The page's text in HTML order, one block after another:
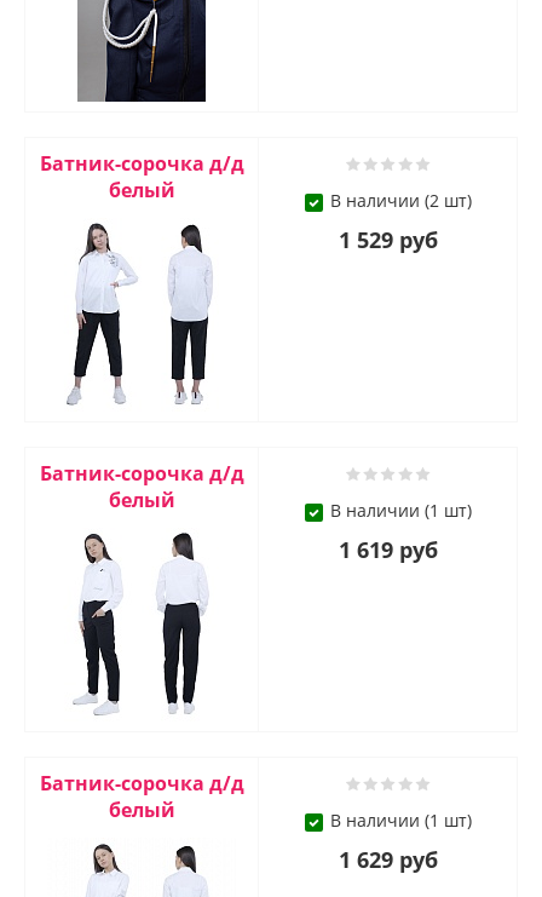
Батник-сорочка д/д
белый
В наличии (2 шт)
1 529 руб
Батник-сорочка д/д
белый
В наличии (1 шт)
1 619 руб
Батник-сорочка д/д
белый
В наличии (1 шт)
1 629 руб